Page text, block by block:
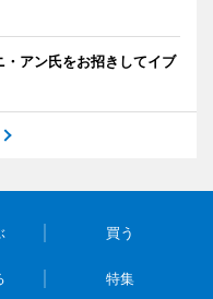
・アン氏をお招きしてイブ
買う
特集